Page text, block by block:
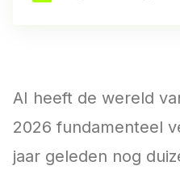
AI heeft de wereld
2026 fundamenteel
jaar geleden nog